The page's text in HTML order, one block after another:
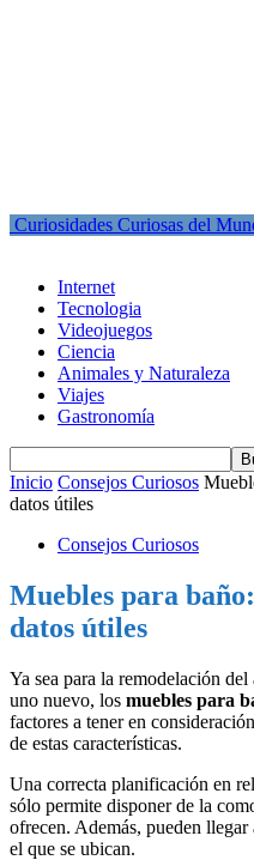
Curiosidades Curiosas del
Internet
Tecnologia
Videojuegos
Ciencia
Animales y Naturaleza
Viajes
Gastronomía
Inicio Consejos Curiosos
datos útiles
Consejos Curiosos
Muebles para
datos útiles
Ya sea para la remodelación
uno nuevo, los muebles para
factores a tener en
de estas características.
Una correcta planificación en
sólo permite disponer de la
ofrecen. Además, pueden
el que se ubican.